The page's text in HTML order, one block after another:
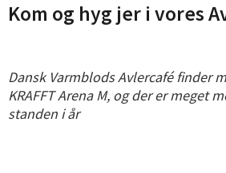
Kom og hyg jer i vores
Dansk Varmblods Avlercafé finder
KRAFFT Arena M, og der er meget
standen i år